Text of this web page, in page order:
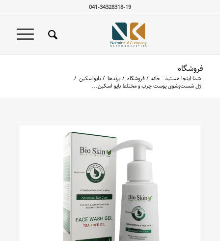
041-34328318-19
فروشگاه
شما اینجا هستید: خانه / فروشگاه / برندها / بایواسکین /
ژل شست‌وشوی پوست چرب و مختلط بایو اسکین...